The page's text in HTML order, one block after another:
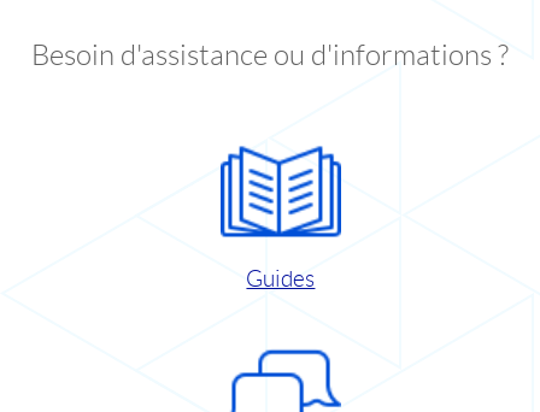
Besoin d'assistance ou d'informations ?
Guides